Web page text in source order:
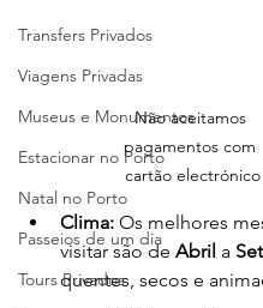
Transfers Privados
Viagens Privadas
Museus e Monumentos
Estacionar no Porto
Natal no Porto
Passeios de um dia
Tours Privados
Não aceitamos
pagamentos com
cartão electrónico
Clima: Os melhores
visitar são de Abril a
quentes, secos e